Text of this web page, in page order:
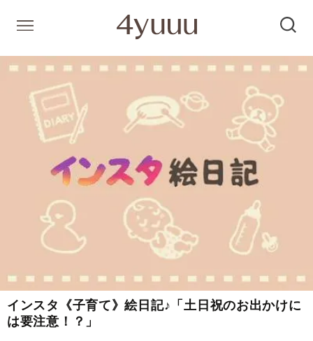
インスタ《子育て》絵日記♪「土日祝のお出かけに
は要注意！？」